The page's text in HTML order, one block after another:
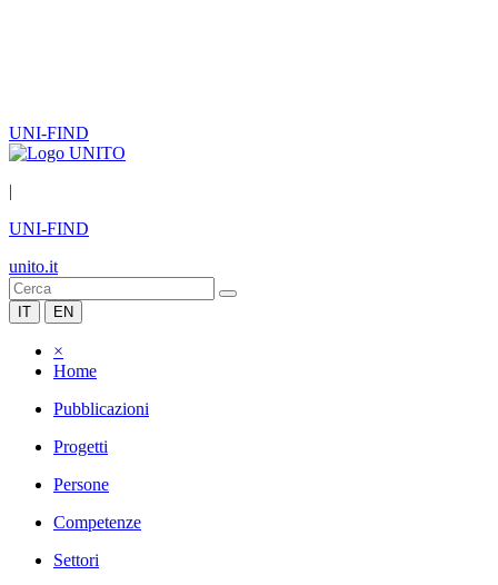
UNI-FIND
|
UNI-FIND
unito.it
IT EN
×
Home
Pubblicazioni
Progetti
Persone
Competenze
Settori